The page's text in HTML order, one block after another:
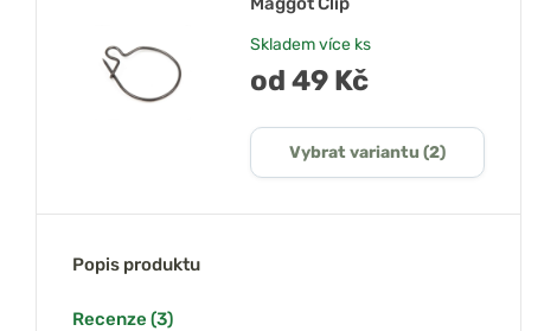
Sklademvíce ks
od 49 Kč
Vybrat variantu (2)
Popis produktu
Recenze (3)